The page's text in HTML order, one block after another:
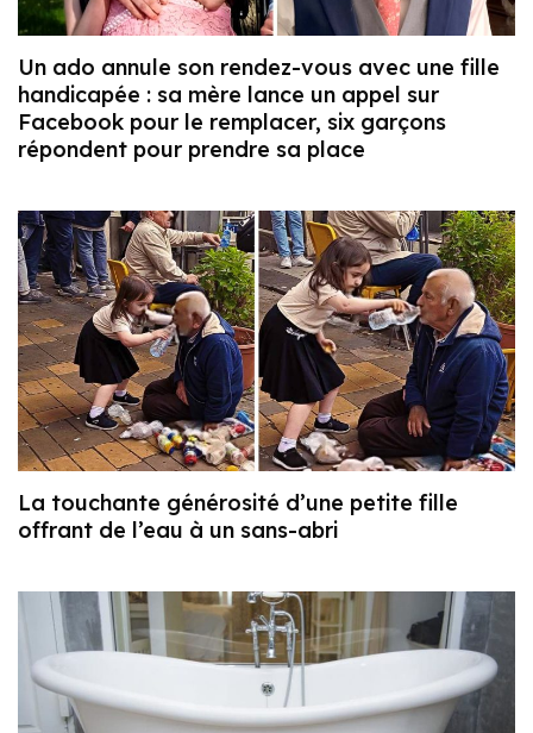
Un ado annule son rendez-vous avec une fille
handicapée : sa mère lance un appel sur
Facebook pour le remplacer, six garçons
répondent pour prendre sa place
La touchante générosité d’une petite fille
offrant de l’eau à un sans-abri